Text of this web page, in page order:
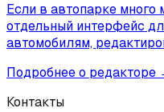
Если в автопарке
отдельный интерфейс
автомобилям,
Подробнее о редакторе
Контакты